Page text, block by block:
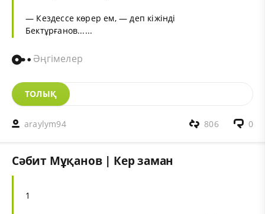
— Кездессе көрер ем, — деп кіжінді
Бектұрғанов......
Әңгімелер
ТОЛЫҚ
araylym94 0
806
Сәбит Мұқанов | Кер заман
1